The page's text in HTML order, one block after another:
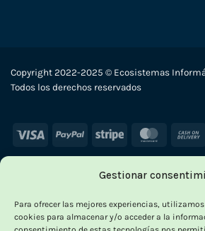
Gestionar
Para ofrecer las mejores experiencias,
cookies para almacenar y/o acceder a la
Copyright 2022-2025 © Ecosistemas
Todos los derechos reservados
Visa PayPal Stripe